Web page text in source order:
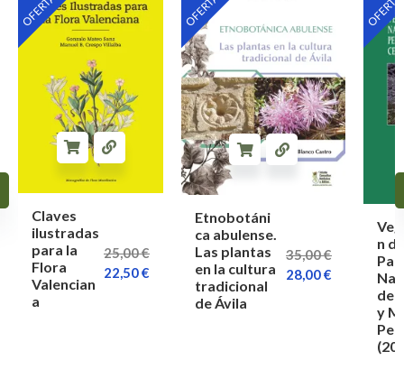
OFERTA
Claves
ilustradas
para la
Flora
Valencian
a
25,00€
22,50€
OFERTA
Etnobotáni
ca abulense.
Las plantas
en la cultura
tradicional
de Ávila
35,00€
28,00€
OFERTA
n
de
y